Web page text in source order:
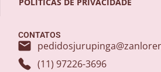
CONTATOS
(11) 97226-3696